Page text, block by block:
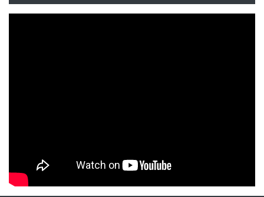
NYXmag 2. Yaş Kutlama Etkinliği